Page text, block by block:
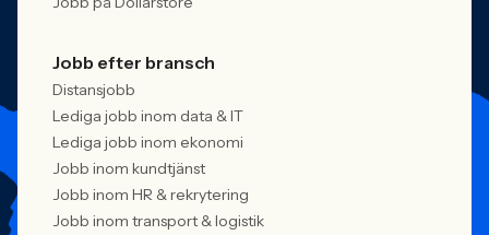
Jobb efter bransch
Distansjobb
Lediga jobb inom data & IT
Lediga jobb inom ekonomi
Jobb inom kundtjänst
Jobb inom HR & rekrytering
Jobb inom transport & logistik